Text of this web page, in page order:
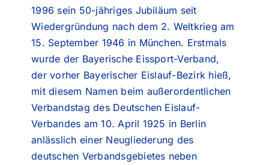
1996 sein 50-jähriges Jubiläum seit
Wiedergründung nach dem 2. Weltkrieg am
15. September 1946 in München. Erstmals
wurde der Bayerische Eissport-Verband,
der vorher Bayerischer Eislauf-Bezirk hieß,
mit diesem Namen beim außerordentlichen
Verbandstag des Deutschen Eislauf-
Verbandes am 10. April 1925 in Berlin
anlässlich einer Neugliederung des
deutschen Verbandsgebietes neben